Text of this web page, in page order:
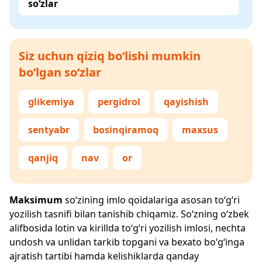
so‘zlar
Siz uchun qiziq bo‘lishi mumkin
bo‘lgan so‘zlar
glikemiya pergidrol qayishish
sentyabr bosinqiramoq maxsus
qanjiq nav or
Maksimum so‘zining imlo qoidalariga asosan to‘g‘ri
yozilish tasnifi bilan tanishib chiqamiz. So‘zning o‘zbek
alifbosida lotin va kirillda to‘g‘ri yozilish imlosi, nechta
undosh va unlidan tarkib topgani va bexato bo‘g‘inga
ajratish tartibi hamda kelishiklarda qanday